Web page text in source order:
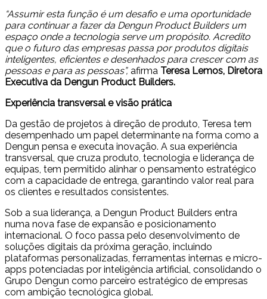
“Assumir esta função é um desafio e uma oportunidade
para continuar a fazer da Dengun Product Builders um
espaço onde a tecnologia serve um propósito. Acredito
que o futuro das empresas passa por produtos digitais
inteligentes, eficientes e desenhados para crescer com as
pessoas e para as pessoas”, afirma Teresa Lemos, Diretora
Executiva da Dengun Product Builders.
Experiência transversal e visão prática
Da gestão de projetos à direção de produto, Teresa tem
desempenhado um papel determinante na forma como a
Dengun pensa e executa inovação. A sua experiência
transversal, que cruza produto, tecnologia e liderança de
equipas, tem permitido alinhar o pensamento estratégico
com a capacidade de entrega, garantindo valor real para
os clientes e resultados consistentes.
Sob a sua liderança, a Dengun Product Builders entra
numa nova fase de expansão e posicionamento
internacional. O foco passa pelo desenvolvimento de
soluções digitais da próxima geração, incluindo
plataformas personalizadas, ferramentas internas e micro-
apps potenciadas por inteligência artificial, consolidando o
Grupo Dengun como parceiro estratégico de empresas
com ambição tecnológica global.